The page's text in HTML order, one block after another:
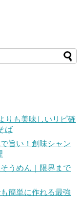
りも美味しいリピ確
ば
旨い！創味シャン
うめん｜限界まで
簡単に作れる最強